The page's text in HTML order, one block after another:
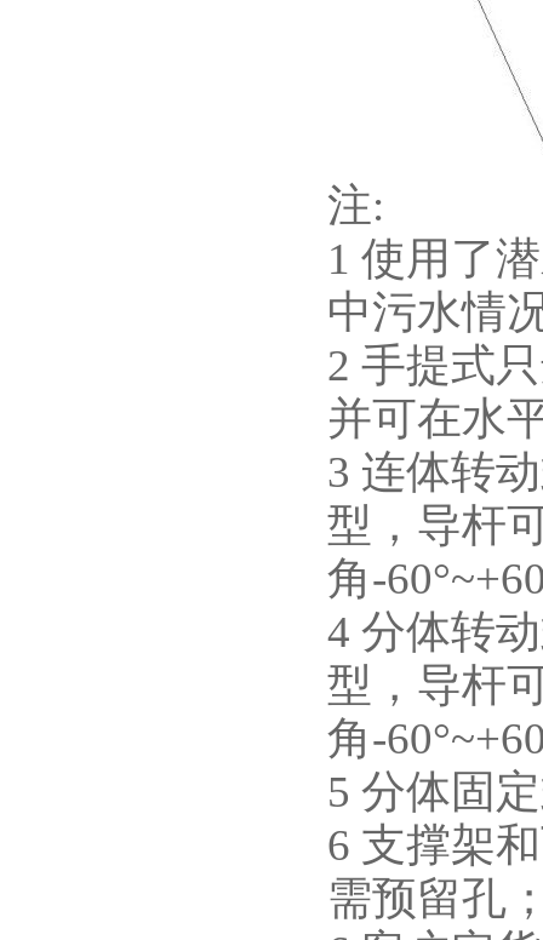
注:
1 使用了
中污水情
2 手提式
并可在水
3 连体转
型，导杆
角-
4 分体转
型，导杆
角-
5 分体固
6 支撑架
需预留孔